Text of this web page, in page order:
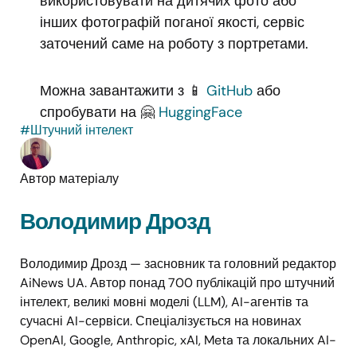
інших фотографій поганої якості, сервіс
заточений саме на роботу з портретами.
Можна завантажити з 📱 GitHub або
спробувати на 🤗 HuggingFace
#Штучний інтелект
Автор матеріалу
Володимир Дрозд
Володимир Дрозд — засновник та головний редактор
AiNews UA. Автор понад 700 публікацій про штучний
інтелект, великі мовні моделі (LLM), AI-агентів та
сучасні AI-сервіси. Спеціалізується на новинах
OpenAI, Google, Anthropic, xAI, Meta та локальних AI-